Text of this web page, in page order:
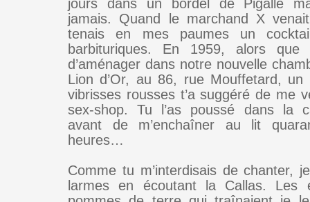
jours dans un bordel de Pigalle
jamais. Quand le marchand X
tenais en mes paumes un
barbituriques. En 1959, alors que
d’aménager dans notre nouvelle
Lion d’Or, au 86, rue Mouffetard, un
vibrisses rousses t’a suggéré de me
sex-shop. Tu l’as poussé dans la
avant de m’enchaîner au lit
heures…
Comme tu m’interdisais de chanter,
larmes en écoutant la Callas. Les